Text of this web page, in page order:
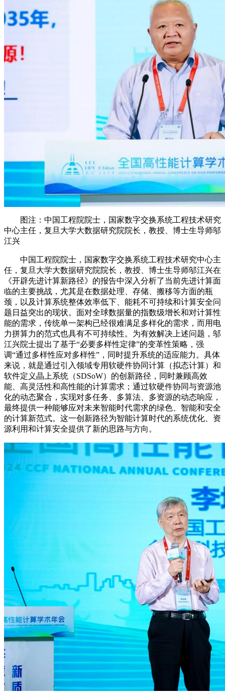
图注：中国工程院院士，国家数字交换系统工程技术研究
中心主任，复旦大学大数据研究院院长，教授、博士生导师邬
江兴
中国工程院院士，国家数字交换系统工程技术研究中心主
任，复旦大学大数据研究院院长，教授、博士生导师邬江兴在
《开辟先进计算新路径》的报告中深入分析了当前先进计算面
临的主要挑战，尤其是在数据处理、存储、搬移等方面的瓶
颈，以及计算系统整体效率低下、能耗不可持续和计算安全问
题日益突出的现状。面对全球数据量的指数级增长和对计算性
能的需求，传统单一架构已经很难满足多样化的需求，而用电
力拼算力的范式也具有不可持续性。为有效解决上述问题，邬
江兴院士提出了基于“必要多样性定律”的变革性策略，强
调“通过多样性应对多样性”，同时提升系统的适应能力。具体
来说，就是通过引入领域专用软硬件协同计算（拟态计算）和
软件定义晶上系统（SDSoW）的创新路径，同时兼顾高效
能、高灵活性和高性能的计算需求；通过软硬件协同与资源池
化的动态聚合，实现对多任务、多算法、多资源的动态响应，
最终提供一种能够应对未来智能时代需求的绿色、智能和安全
的计算新范式。这一创新路径为智能计算时代的系统优化、资
源利用和计算安全提供了新的思路与方向。